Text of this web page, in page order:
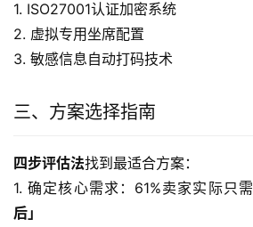
1. ISO27001认证加密系统
2. 虚拟专用坐席配置
3. 敏感信息自动打码技术
三、方案选择指南
四步评估法找到最适合方案：
1. 确定核心需求：61%卖家实际只需
后」